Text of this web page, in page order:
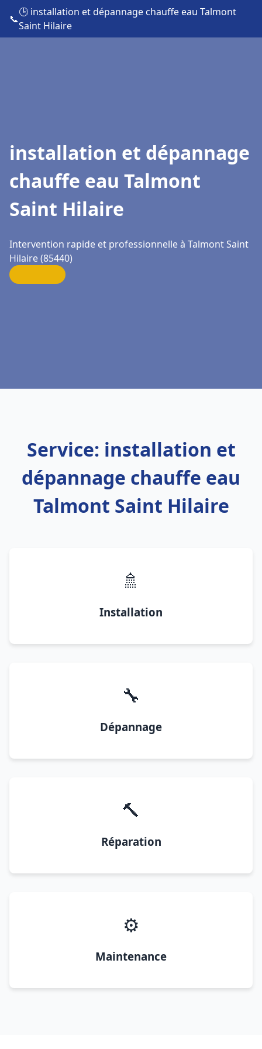
📞
🕒 installation et dépannage chauffe eau Talmont
Saint Hilaire
installation et dépannage
chauffe eau Talmont
Saint Hilaire
Intervention rapide et professionnelle à Talmont Saint
Hilaire (85440)
Service: installation et
dépannage chauffe eau
Talmont Saint Hilaire
🚿
Installation
🔧
Dépannage
🔨
Réparation
⚙️
Maintenance